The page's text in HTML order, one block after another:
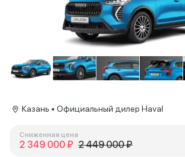
Казань • Официальный дилер Haval
Сниженная цена
2 349 000 ₽ 2 449 000 ₽